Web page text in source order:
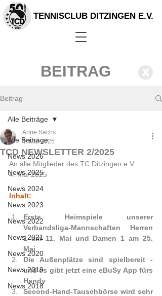
TENNISCLUB DITZINGEN E.V.
BEITRAG X
Beitrag
Alle Beiträge
News 2026
News 2025
News 2024
News 2023
News 2022
News 2021
News 2020
News 2019
News 2018
Alle Beiträge
TCD NEWSLETTER 2/2025
Anne Sachs
4. Mai 2025
An alle Mitglieder des TC Ditzingen e.V.
4. Mai 2025
Inhalt:
Erste Heimspiele unserer
Verbandsliga-Mannschaften Herren
1 am 11. Mai und Damen 1 am 25.
Mai
Die Außenplätze sind spielbereit -
und es gibt jetzt eine eBuSy App fürs
Handy
Second-Hand-Tauschbörse wird sehr